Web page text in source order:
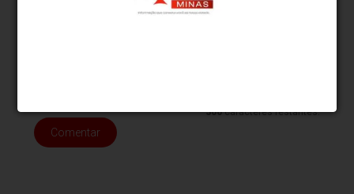
comentários em desacordo com o propósito do site ou que
500caracteres restantes.
Comentar